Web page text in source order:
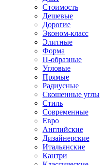
Стоимость
Дешевые
Дорогие
Эконом-класс
Элитные
Форма
П-образные
Угловые
Прямые
Радиусные
Скошенные углы
Стиль
Современные
Евро
Английские
Дизайнерские
Итальянские
Кантри